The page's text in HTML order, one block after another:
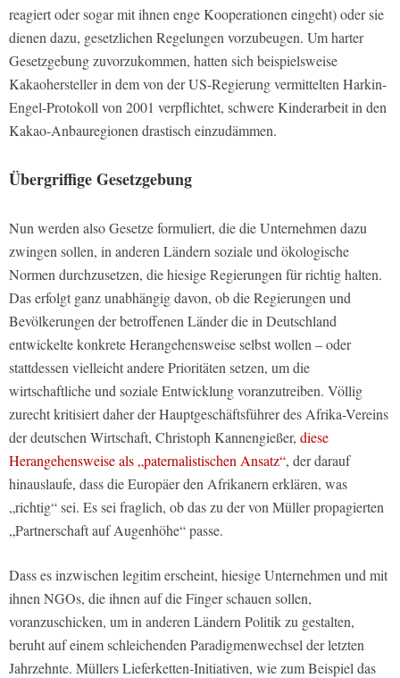
reagiert oder sogar mit ihnen enge Kooperationen eingeht) oder sie
dienen dazu, gesetzlichen Regelungen vorzubeugen. Um harter
Gesetzgebung zuvorzukommen, hatten sich beispielsweise
Kakaohersteller in dem von der US-Regierung vermittelten Harkin-
Engel-Protokoll von 2001 verpflichtet, schwere Kinderarbeit in den
Kakao-Anbauregionen drastisch einzudämmen.
Übergriffige Gesetzgebung
Nun werden also Gesetze formuliert, die die Unternehmen dazu
zwingen sollen, in anderen Ländern soziale und ökologische
Normen durchzusetzen, die hiesige Regierungen für richtig halten.
Das erfolgt ganz unabhängig davon, ob die Regierungen und
Bevölkerungen der betroffenen Länder die in Deutschland
entwickelte konkrete Herangehensweise selbst wollen – oder
stattdessen vielleicht andere Prioritäten setzen, um die
wirtschaftliche und soziale Entwicklung voranzutreiben. Völlig
zurecht kritisiert daher der Hauptgeschäftsführer des Afrika-Vereins
der deutschen Wirtschaft, Christoph Kannengießer, diese
Herangehensweise als „paternalistischen Ansatz“, der darauf
hinauslaufe, dass die Europäer den Afrikanern erklären, was
„richtig“ sei. Es sei fraglich, ob das zu der von Müller propagierten
„Partnerschaft auf Augenhöhe“ passe.
Dass es inzwischen legitim erscheint, hiesige Unternehmen und mit
ihnen NGOs, die ihnen auf die Finger schauen sollen,
voranzuschicken, um in anderen Ländern Politik zu gestalten,
beruht auf einem schleichenden Paradigmenwechsel der letzten
Jahrzehnte. Müllers Lieferketten-Initiativen, wie zum Beispiel das